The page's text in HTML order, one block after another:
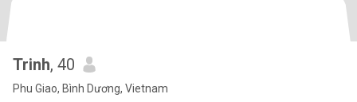
Trinh, 40
Phu Giao, Bình Dương, Vietnam